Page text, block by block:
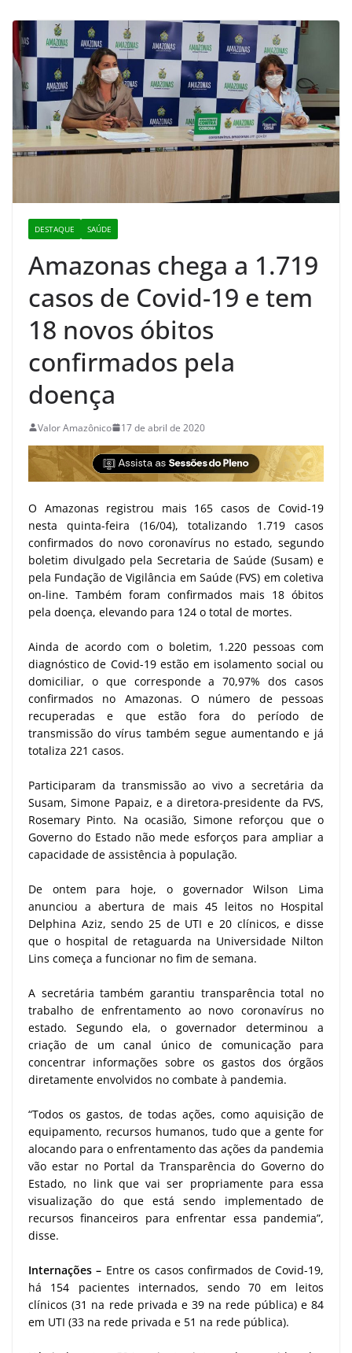
DESTAQUE SAÚDE
Amazonas chega a 1.719
casos de Covid-19 e tem
18 novos óbitos
confirmados pela
doença
Valor Amazônico 17 de abril de 2020
O Amazonas registrou mais 165 casos de Covid-19
nesta quinta-feira (16/04), totalizando 1.719 casos
confirmados do novo coronavírus no estado, segundo
boletim divulgado pela Secretaria de Saúde (Susam) e
pela Fundação de Vigilância em Saúde (FVS) em coletiva
on-line. Também foram confirmados mais 18 óbitos
pela doença, elevando para 124 o total de mortes.
Ainda de acordo com o boletim, 1.220 pessoas com
diagnóstico de Covid-19 estão em isolamento social ou
domiciliar, o que corresponde a 70,97% dos casos
confirmados no Amazonas. O número de pessoas
recuperadas e que estão fora do período de
transmissão do vírus também segue aumentando e já
totaliza 221 casos.
Participaram da transmissão ao vivo a secretária da
Susam, Simone Papaiz, e a diretora-presidente da FVS,
Rosemary Pinto. Na ocasião, Simone reforçou que o
Governo do Estado não mede esforços para ampliar a
capacidade de assistência à população.
De ontem para hoje, o governador Wilson Lima
anunciou a abertura de mais 45 leitos no Hospital
Delphina Aziz, sendo 25 de UTI e 20 clínicos, e disse
que o hospital de retaguarda na Universidade Nilton
Lins começa a funcionar no fim de semana.
A secretária também garantiu transparência total no
trabalho de enfrentamento ao novo coronavírus no
estado. Segundo ela, o governador determinou a
criação de um canal único de comunicação para
concentrar informações sobre os gastos dos órgãos
diretamente envolvidos no combate à pandemia.
“Todos os gastos, de todas ações, como aquisição de
equipamento, recursos humanos, tudo que a gente for
alocando para o enfrentamento das ações da pandemia
vão estar no Portal da Transparência do Governo do
Estado, no link que vai ser propriamente para essa
visualização do que está sendo implementado de
recursos financeiros para enfrentar essa pandemia”,
disse.
Internações – Entre os casos confirmados de Covid-19,
há 154 pacientes internados, sendo 70 em leitos
clínicos (31 na rede privada e 39 na rede pública) e 84
em UTI (33 na rede privada e 51 na rede pública).